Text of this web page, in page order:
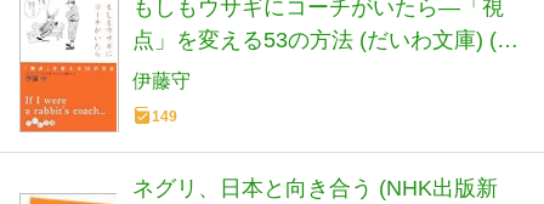
もしもウサギにコーチがいたら―「視
点」を変える53の方法 (だいわ文庫) (だ
いわ文庫 G 31-2)
伊藤守
149
ネグリ、日本と向き合う (NHK出版新